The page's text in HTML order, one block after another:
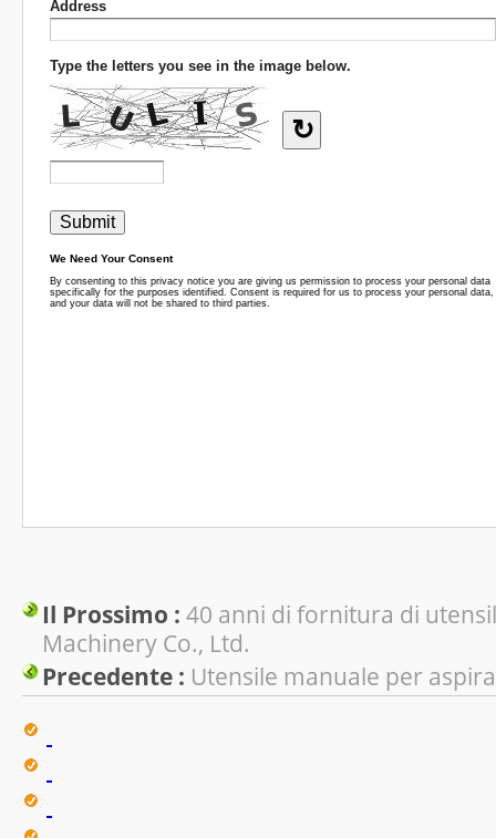
Il Prossimo : 40 anni di fornitura di
Machinery Co., Ltd.
Precedente : Utensile manuale per